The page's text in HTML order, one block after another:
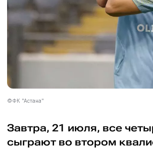
©ФК "Астана"
Завтра, 21 июля, все
сыграют во втором